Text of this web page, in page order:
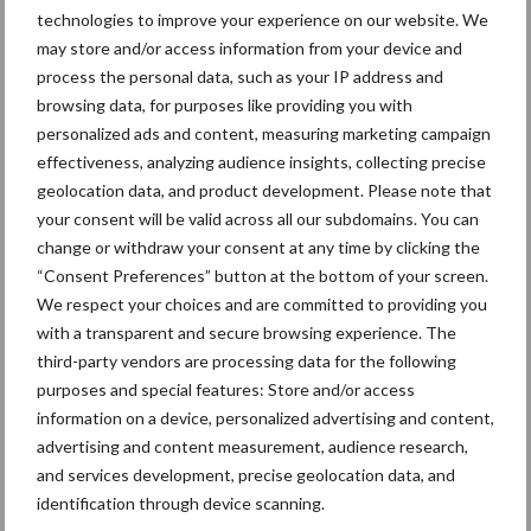
technologies to improve your experience on our website. We
may store and/or access information from your device and
process the personal data, such as your IP address and
browsing data, for purposes like providing you with
personalized ads and content, measuring marketing campaign
effectiveness, analyzing audience insights, collecting precise
geolocation data, and product development. Please note that
your consent will be valid across all our subdomains. You can
change or withdraw your consent at any time by clicking the
“Consent Preferences” button at the bottom of your screen.
We respect your choices and are committed to providing you
with a transparent and secure browsing experience. The
third-party vendors are processing data for the following
purposes and special features: Store and/or access
information on a device, personalized advertising and content,
advertising and content measurement, audience research,
and services development, precise geolocation data, and
identification through device scanning.
akkerbouwer. Klaver moet uiterlijk in september gezaaid worden,
zodat het zich voldoende kan ontwikkelen voor de winter. Ap
adviseert daarom sterk zo snel mogelijk aan de slag te gaan met
de eco-regeling. Als je met enkele aanpassingen € 100 – € 200
per hectare extra kunt ontvangen is dit snel verdiend. Wacht je
te lang? Dan is de kans voorbij.
Lees ook:
Klaver inzaaien, kunstmest besparen: zo pak je het aan
Bron: DLV Advies
Aanbevolen voor jou!
Grondstoffenmarkt blijft
grillig: droogte en